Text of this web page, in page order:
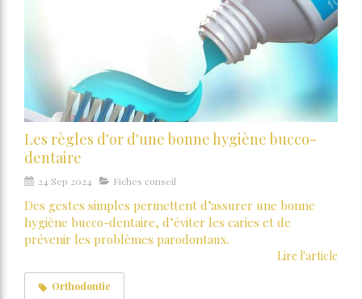
Les règles d'or d'une bonne hygiène bucco-
dentaire
24 Sep 2024 Fiches conseil
Des gestes simples permettent d’assurer une bonne
hygiène bucco-dentaire, d’éviter les caries et de
prévenir les problèmes parodontaux.
Lire l'article
Orthodontie